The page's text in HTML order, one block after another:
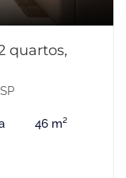
quartos,
46 m²